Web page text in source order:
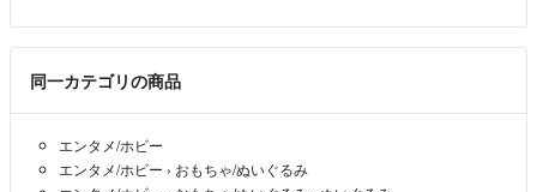
同一カテゴリの商品
エンタメ/ホビー
エンタメ/ホビー › おもちゃ/ぬいぐるみ